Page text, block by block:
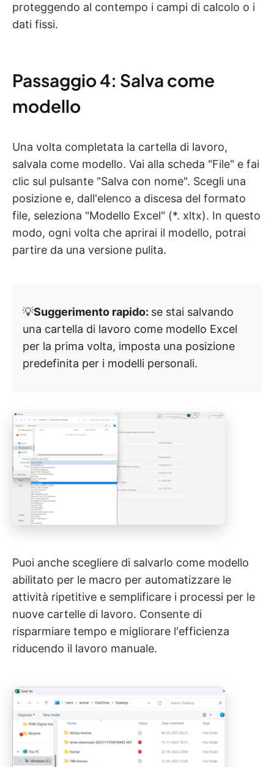
proteggendo al contempo i campi di calcolo o i
dati fissi.
Passaggio 4: Salva come
modello
Una volta completata la cartella di lavoro,
salvala come modello. Vai alla scheda "File" e fai
clic sul pulsante "Salva con nome". Scegli una
posizione e, dall'elenco a discesa del formato
file, seleziona "Modello Excel" (*. xltx). In questo
modo, ogni volta che aprirai il modello, potrai
partire da una versione pulita.
💡Suggerimento rapido: se stai salvando
una cartella di lavoro come modello Excel
per la prima volta, imposta una posizione
predefinita per i modelli personali.
Puoi anche scegliere di salvarlo come modello
abilitato per le macro per automatizzare le
attività ripetitive e semplificare i processi per le
nuove cartelle di lavoro. Consente di
risparmiare tempo e migliorare l'efficienza
riducendo il lavoro manuale.